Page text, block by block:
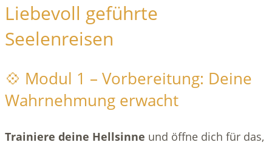
Liebevoll geführte
Seelenreisen
💠 Modul 1 – Vorbereitung: Deine
Wahrnehmung erwacht
Trainiere deine Hellsinne und öffne dich für das,